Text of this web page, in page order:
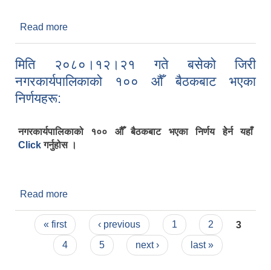
Read more
मिति २०८०।१२।२१ गते बसेको जिरी
नगरकार्यपालिकाको १०० औँ बैठकबाट भएका
निर्णयहरू:
नगरकार्यपालिकाको १०० औँ बैठकबाट भएका निर्णय हेेर्न यहाँ
Clickगर्नुहोस ।
Read more
Pages
« first ‹ previous 1 2
3
4
5 next › last »